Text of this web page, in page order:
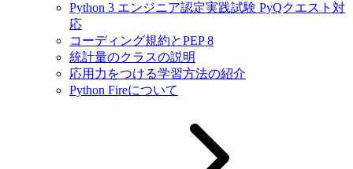
Python 3 エンジニア認定実践試験 PyQクエスト対
応
コーディング規約とPEP 8
統計量のクラスの説明
応用力をつける学習方法の紹介
Python Fireについて